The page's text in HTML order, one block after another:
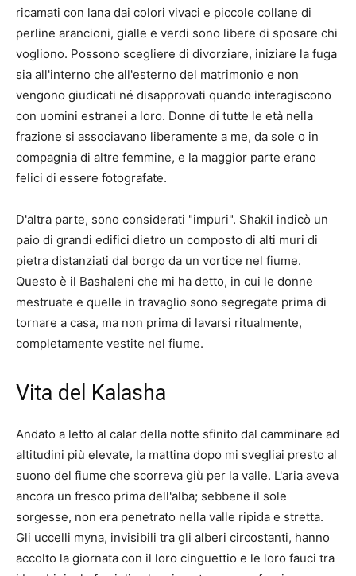
ricamati con lana dai colori vivaci e piccole collane di
perline arancioni, gialle e verdi sono libere di sposare chi
vogliono. Possono scegliere di divorziare, iniziare la fuga
sia all'interno che all'esterno del matrimonio e non
vengono giudicati né disapprovati quando interagiscono
con uomini estranei a loro. Donne di tutte le età nella
frazione si associavano liberamente a me, da sole o in
compagnia di altre femmine, e la maggior parte erano
felici di essere fotografate.
D'altra parte, sono considerati "impuri". Shakil indicò un
paio di grandi edifici dietro un composto di alti muri di
pietra distanziati dal borgo da un vortice nel fiume.
Questo è il Bashaleni che mi ha detto, in cui le donne
mestruate e quelle in travaglio sono segregate prima di
tornare a casa, ma non prima di lavarsi ritualmente,
completamente vestite nel fiume.
Vita del Kalasha
Andato a letto al calar della notte sfinito dal camminare ad
altitudini più elevate, la mattina dopo mi svegliai presto al
suono del fiume che scorreva giù per la valle. L'aria aveva
ancora un fresco prima dell'alba; sebbene il sole
sorgesse, non era penetrato nella valle ripida e stretta.
Gli uccelli myna, invisibili tra gli alberi circostanti, hanno
accolto la giornata con il loro cinguettio e le loro fauci tra